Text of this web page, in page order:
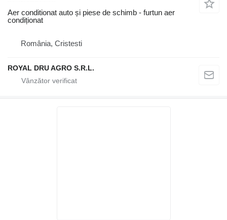
Aer conditionat auto și piese de schimb - furtun aer
condiționat
România, Cristesti
ROYAL DRU AGRO S.R.L.